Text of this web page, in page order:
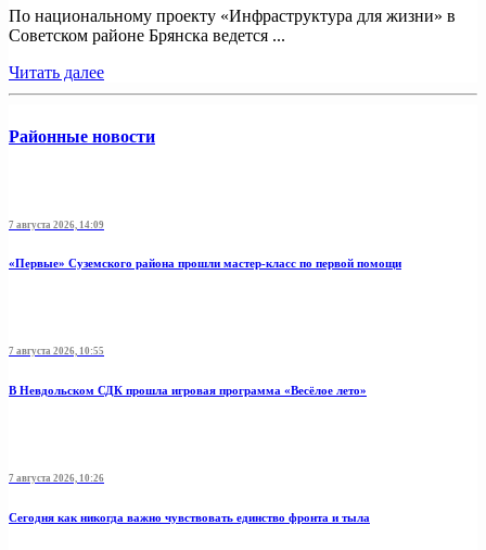
По национальному проекту «Инфраструктура для жизни» в
Советском районе Брянска ведется ...
Читать далее
Районные новости
7 августа 2026, 14:09
«Первые» Суземского района прошли мастер-класс по первой помощи
7 августа 2026, 10:55
В Невдольском СДК прошла игровая программа «Весёлое лето»
7 августа 2026, 10:26
Сегодня как никогда важно чувствовать единство фронта и тыла